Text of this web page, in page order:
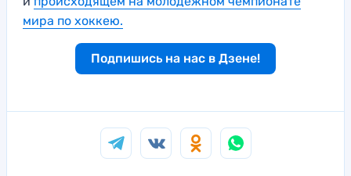
мира по хоккею.
Подпишись на нас в Дзене!